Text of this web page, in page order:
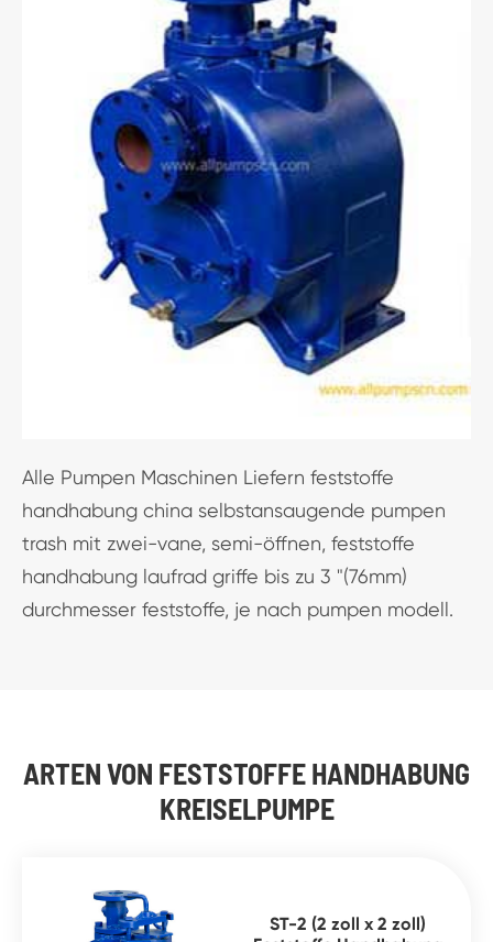
Alle Pumpen Maschinen Liefern feststoffe
handhabung china selbstansaugende pumpen
trash mit zwei-vane, semi-öffnen, feststoffe
handhabung laufrad griffe bis zu 3 "(76mm)
durchmesser feststoffe, je nach pumpen modell.
ARTEN VON FESTSTOFFE HANDHABUNG
KREISELPUMPE
ST-2 (2 zoll x 2 zoll)